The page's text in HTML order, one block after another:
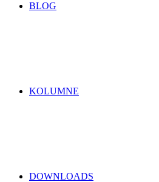
BLOG
KOLUMNE
DOWNLOADS